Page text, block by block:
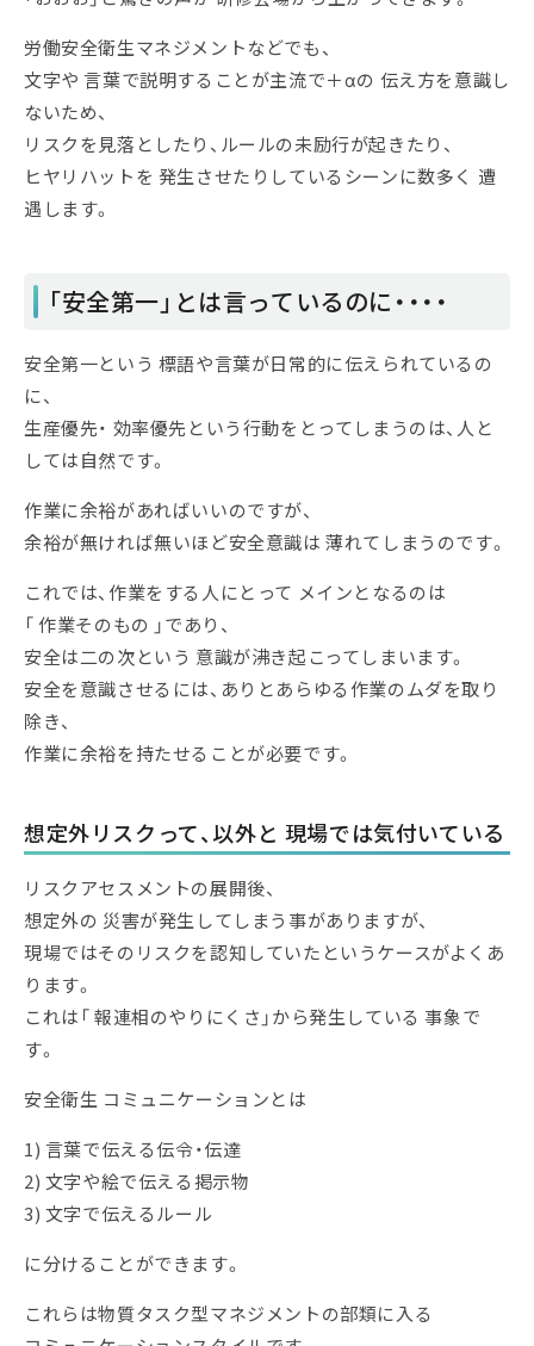
労働安全衛生マネジメントなどでも、
文字や 言葉で説明することが主流で＋αの 伝え方を意識し
ないため、
リスクを見落としたり、ルールの未励行が起きたり、
ヒヤリハットを 発生させたりしているシーンに数多く 遭
遇します。
「安全第一」とは言っているのに・・・・
安全第一という 標語や言葉が日常的に伝えられているの
に、
生産優先・ 効率優先という行動をとってしまうのは、人と
しては自然です。
作業に余裕があればいいのですが、
余裕が無ければ無いほど安全意識は 薄れてしまうのです。
これでは、作業をする人にとって メインとなるのは
「 作業そのもの 」であり、
安全は二の次という 意識が沸き起こってしまいます。
安全を意識させるには、ありとあらゆる作業のムダを取り
除き、
作業に余裕を持たせることが必要です。
想定外リスクって、以外と 現場では気付いている
リスクアセスメントの展開後、
想定外の 災害が発生してしまう事がありますが、
現場ではそのリスクを認知していたというケースがよくあ
ります。
これは「 報連相のやりにくさ」から発生している 事象で
す。
安全衛生 コミュニケーションとは
1) 言葉で伝える伝令・伝達
2) 文字や絵で伝える掲示物
3) 文字で伝えるルール
に分けることができます。
これらは物質タスク型マネジメントの部類に入る